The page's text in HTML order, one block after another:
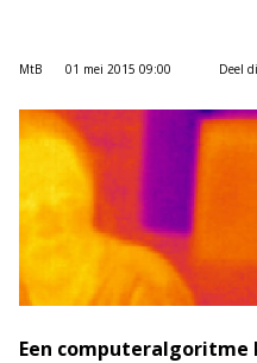
MtB 01 mei 2015 09:00 Deel
Een computeralgoritme